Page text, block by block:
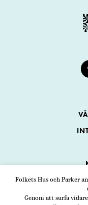
Folkets Hus och Parker
Genom att surfa